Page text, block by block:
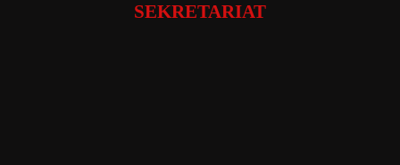
SEKRETARIAT